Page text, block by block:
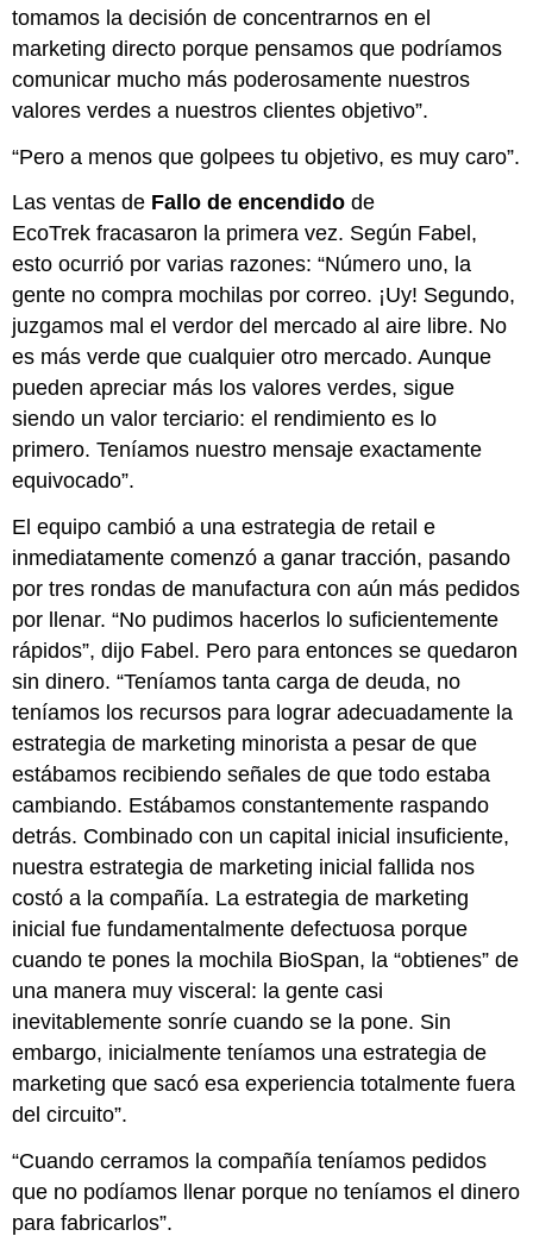
tomamos la decisión de concentrarnos en el
marketing directo porque pensamos que podríamos
comunicar mucho más poderosamente nuestros
valores verdes a nuestros clientes objetivo”.
“Pero a menos que golpees tu objetivo, es muy caro”.
Las ventas de Fallo de encendido de
EcoTrek fracasaron la primera vez. Según Fabel,
esto ocurrió por varias razones: “Número uno, la
gente no compra mochilas por correo. ¡Uy! Segundo,
juzgamos mal el verdor del mercado al aire libre. No
es más verde que cualquier otro mercado. Aunque
pueden apreciar más los valores verdes, sigue
siendo un valor terciario: el rendimiento es lo
primero. Teníamos nuestro mensaje exactamente
equivocado”.
El equipo cambió a una estrategia de retail e
inmediatamente comenzó a ganar tracción, pasando
por tres rondas de manufactura con aún más pedidos
por llenar. “No pudimos hacerlos lo suficientemente
rápidos”, dijo Fabel. Pero para entonces se quedaron
sin dinero. “Teníamos tanta carga de deuda, no
teníamos los recursos para lograr adecuadamente la
estrategia de marketing minorista a pesar de que
estábamos recibiendo señales de que todo estaba
cambiando. Estábamos constantemente raspando
detrás. Combinado con un capital inicial insuficiente,
nuestra estrategia de marketing inicial fallida nos
costó a la compañía. La estrategia de marketing
inicial fue fundamentalmente defectuosa porque
cuando te pones la mochila BioSpan, la “obtienes” de
una manera muy visceral: la gente casi
inevitablemente sonríe cuando se la pone. Sin
embargo, inicialmente teníamos una estrategia de
marketing que sacó esa experiencia totalmente fuera
del circuito”.
“Cuando cerramos la compañía teníamos pedidos
que no podíamos llenar porque no teníamos el dinero
para fabricarlos”.